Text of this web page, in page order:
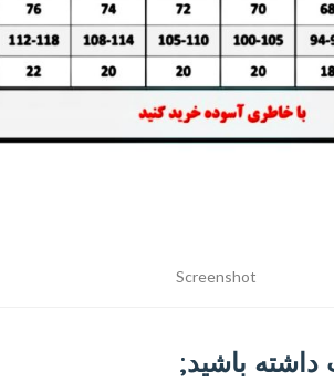
Screenshot
باشید;